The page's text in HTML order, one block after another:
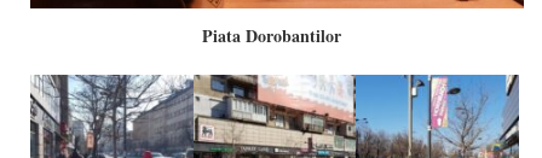
Piata Dorobantilor